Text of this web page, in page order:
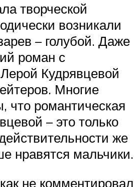
творческой
возникали
– голубой. Даже
роман с
Кудрявцевой
Многие
что романтическая
– это только
же
нравятся мальчики.
не комментировал